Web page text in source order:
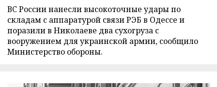
ВС России нанесли высокоточные удары по
складам с аппаратурой связи РЭБ в Одессе и
поразили в Николаеве два сухогруза с
вооружением для украинской армии, сообщило
Министерство обороны.